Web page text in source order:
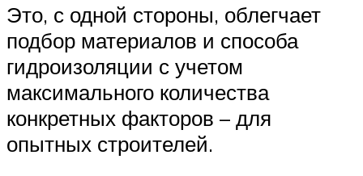
Это, с одной стороны, облегчает
подбор материалов и способа
гидроизоляции с учетом
максимального количества
конкретных факторов – для
опытных строителей.